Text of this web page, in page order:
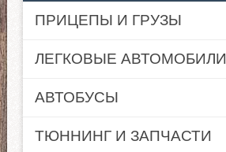
ПРИЦЕПЫ И ГРУЗЫ
ЛЕГКОВЫЕ АВТОМОБИЛИ
АВТОБУСЫ
ТЮННИНГ И ЗАПЧАСТИ